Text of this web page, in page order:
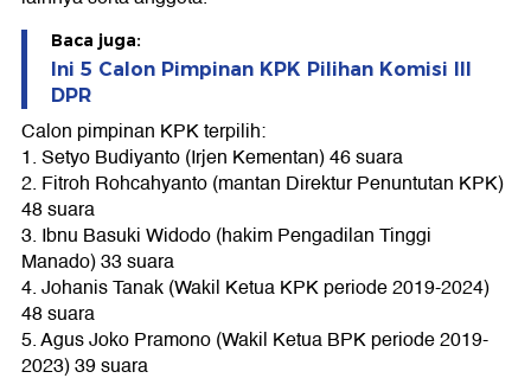
Baca juga:
Ini 5 Calon Pimpinan KPK Pilihan Komisi III
DPR
Calon pimpinan KPK terpilih:
1. Setyo Budiyanto (Irjen Kementan) 46 suara
2. Fitroh Rohcahyanto (mantan Direktur Penuntutan KPK)
48 suara
3. Ibnu Basuki Widodo (hakim Pengadilan Tinggi
Manado) 33 suara
4. Johanis Tanak (Wakil Ketua KPK periode 2019-2024)
48 suara
5. Agus Joko Pramono (Wakil Ketua BPK periode 2019-
2023) 39 suara